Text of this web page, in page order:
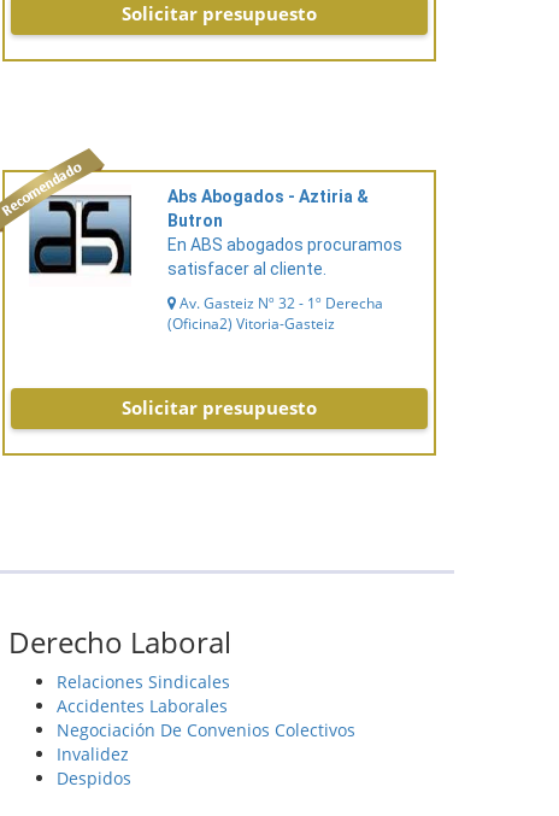
Solicitar presupuesto
Abs Abogados - Aztiria &
Butron
En ABS abogados procuramos
satisfacer al cliente.
Av. Gasteiz Nº 32 - 1º Derecha
(Oficina2) Vitoria-Gasteiz
Solicitar presupuesto
Derecho Laboral
Relaciones Sindicales
Accidentes Laborales
Negociación De Convenios Colectivos
Invalidez
Despidos